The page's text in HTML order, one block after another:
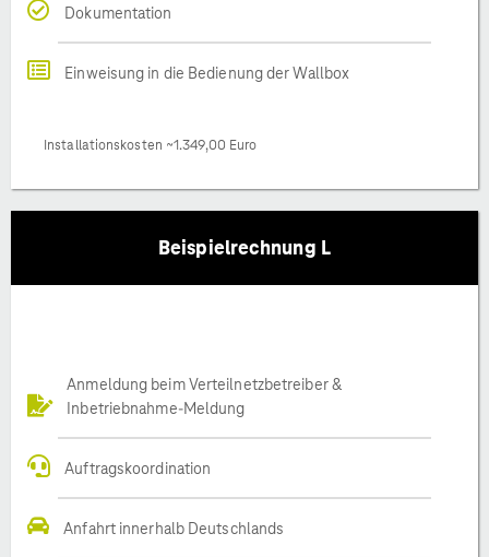
Dokumentation
Einweisung in die Bedienung der Wallbox
Installationskosten ~1.349,00 Euro
Beispielrechnung L
Anmeldung beim Verteilnetzbetreiber &
Inbetriebnahme-Meldung
Auftragskoordination
Anfahrt innerhalb Deutschlands